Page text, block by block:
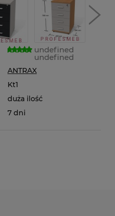
undefined
undefined
ANTRAX
Kt1
duża ilość
7 dni